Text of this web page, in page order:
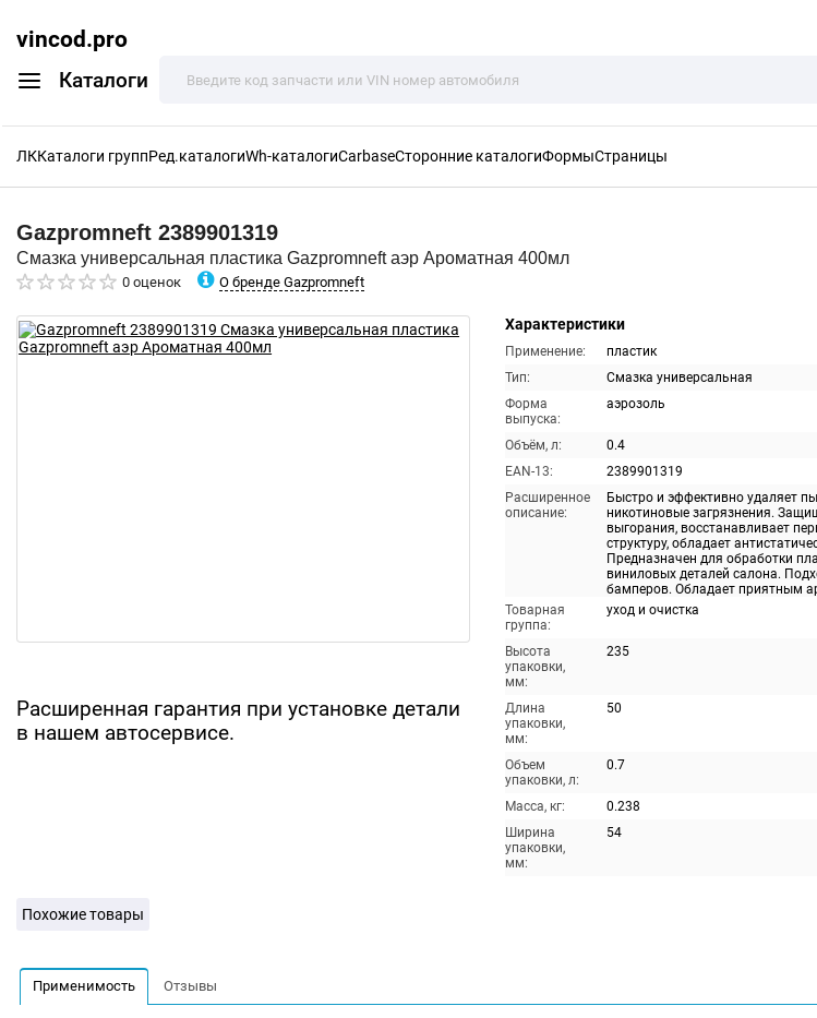
vincod.pro
Каталоги
ЛККаталоги группРед.каталогиWh-каталогиCarbaseСторонние каталогиФормыСтраницы
Gazpromneft 2389901319
Смазка универсальная пластика Gazpromneft аэр Ароматная 400мл
0 оценок О бренде Gazpromneft
Расширенная гарантия при установке детали
в нашем автосервисе.
Характеристики
Применение:
пластик
Тип:
Смазка универсальная
Форма
выпуска:
аэрозоль
Объём, л:
0.4
EAN-13:
2389901319
Расширенное
описание:
Быстро и эффективно удаляет
никотиновые загрязнения.
выгорания, восстанавливает
структуру, обладает
Предназначен для обработки
виниловых деталей салона.
бамперов. Обладает приятным
Товарная
группа:
уход и очистка
Высота
упаковки,
мм:
235
Длина
упаковки,
мм:
50
Объем
упаковки, л:
0.7
Масса, кг:
0.238
Ширина
упаковки,
мм:
54
Похожие товары
Применимость Отзывы